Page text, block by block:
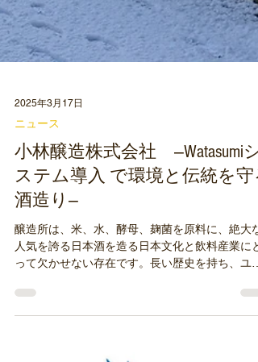
2025年3月17日